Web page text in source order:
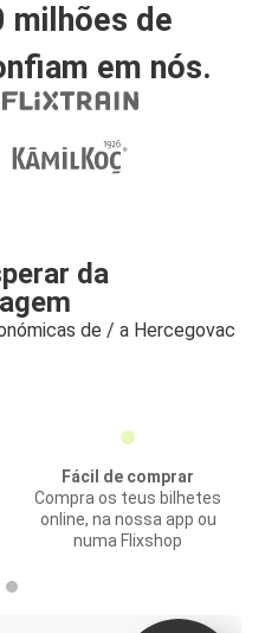
milhões de
em nós.
da
de / a Hercegovac
Fácil de comprar
Compra os teus bilhetes
online, na nossa app ou
numa Flixshop